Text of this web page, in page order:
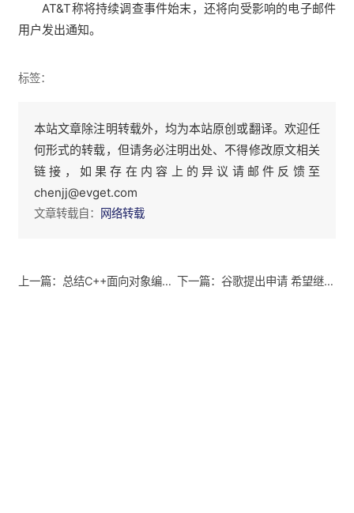
AT&T称将持续调查事件始末，还将向受影响的电子邮件
用户发出通知。
标签：
本站文章除注明转载外，均为本站原创或翻译。欢迎任
何形式的转载，但请务必注明出处、不得修改原文相关
链接，如果存在内容上的异议请邮件反馈至
chenjj@evget.com
文章转载自： 网络转载
上一篇：总结C++面向对象编程思想 下一篇：谷歌提出申请 希望继续在华推出地图服务